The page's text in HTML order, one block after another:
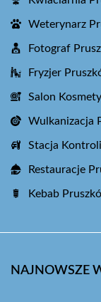
Weterynarz
Fotograf
Fryzjer
Salon
Wulkanizacja
Stacja
Restauracje
Kebab
NAJNOWSZE